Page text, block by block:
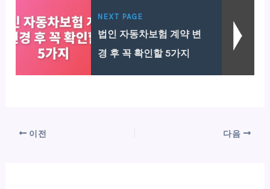
NEXT PAGE
법인 자동차보험 계약 변
경 후 꼭 확인할 5가지
이전 다음